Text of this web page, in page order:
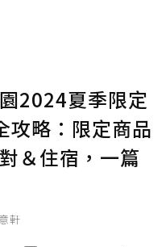
2024夏季限定
攻略：限定商品
＆住宿，一篇
軒